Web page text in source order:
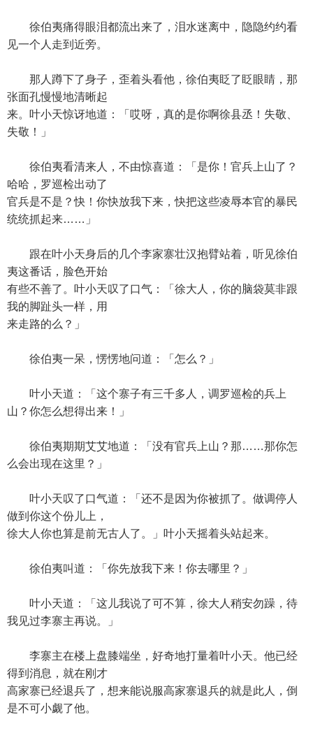
徐伯夷痛得眼泪都流出来了，泪水迷离中，隐隐约约看
见一个人走到近旁。
那人蹲下了身子，歪着头看他，徐伯夷眨了眨眼睛，那
张面孔慢慢地清晰起
来。叶小天惊讶地道：「哎呀，真的是你啊徐县丞！失敬、
失敬！」
徐伯夷看清来人，不由惊喜道：「是你！官兵上山了？
哈哈，罗巡检出动了
官兵是不是？快！你快放我下来，快把这些凌辱本官的暴民
统统抓起来……」
跟在叶小天身后的几个李家寨壮汉抱臂站着，听见徐伯
夷这番话，脸色开始
有些不善了。叶小天叹了口气：「徐大人，你的脑袋莫非跟
我的脚趾头一样，用
来走路的么？」
徐伯夷一呆，愣愣地问道：「怎么？」
叶小天道：「这个寨子有三千多人，调罗巡检的兵上
山？你怎么想得出来！」
徐伯夷期期艾艾地道：「没有官兵上山？那……那你怎
么会出现在这里？」
叶小天叹了口气道：「还不是因为你被抓了。做调停人
做到你这个份儿上，
徐大人你也算是前无古人了。」叶小天摇着头站起来。
徐伯夷叫道：「你先放我下来！你去哪里？」
叶小天道：「这儿我说了可不算，徐大人稍安勿躁，待
我见过李寨主再说。」
李寨主在楼上盘膝端坐，好奇地打量着叶小天。他已经
得到消息，就在刚才
高家寨已经退兵了，想来能说服高家寨退兵的就是此人，倒
是不可小觑了他。